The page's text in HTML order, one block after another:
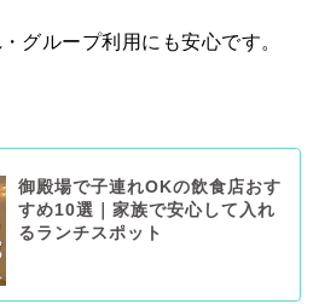
グループ利用にも安心です。
御殿場で子連れOKの飲食店おす
すめ10選｜家族で安心して入れ
るランチスポット